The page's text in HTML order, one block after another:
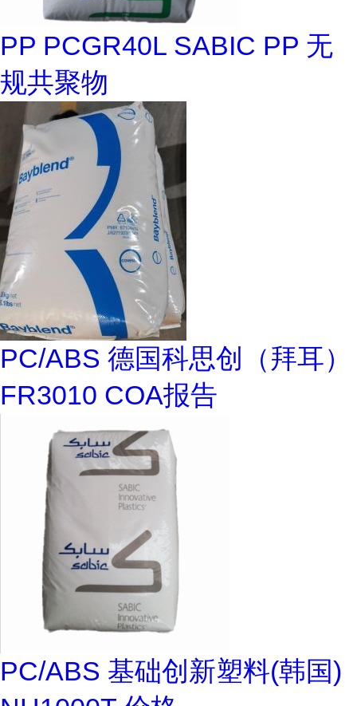
PP PCGR40L SABIC PP 无
规共聚物
PC/ABS 德国科思创（拜耳）
FR3010 COA报告
PC/ABS 基础创新塑料(韩国)